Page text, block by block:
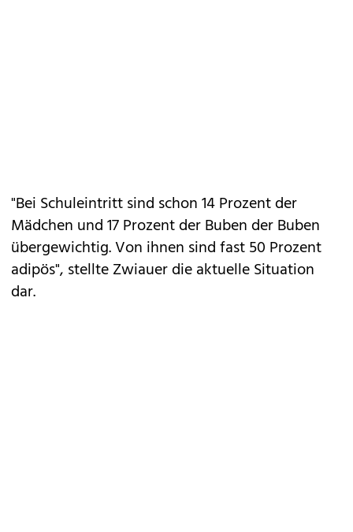
"Bei Schuleintritt sind schon 14 Prozent der
Mädchen und 17 Prozent der Buben der Buben
übergewichtig. Von ihnen sind fast 50 Prozent
adipös", stellte Zwiauer die aktuelle Situation
dar.